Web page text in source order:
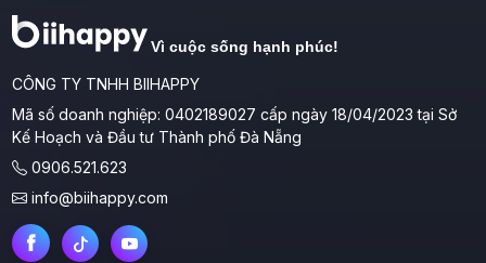
Vì cuộc sống hạnh phúc!
CÔNG TY TNHH BIIHAPPY
Mã số doanh nghiệp: 0402189027 cấp ngày 18/04/2023 tại Sở
Kế Hoạch và Đầu tư Thành phố Đà Nẵng
0906.521.623
info@biihappy.com